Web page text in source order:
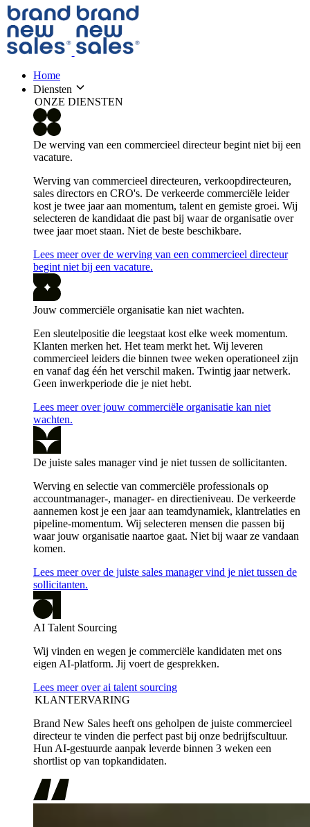
Home
Diensten
ONZE DIENSTEN
De werving van een commercieel directeur begint niet bij een
vacature.
Werving van commercieel directeuren, verkoopdirecteuren,
sales directors en CRO's. De verkeerde commerciële leider
kost je twee jaar aan momentum, talent en gemiste groei. Wij
selecteren de kandidaat die past bij waar de organisatie over
twee jaar moet staan. Niet de beste beschikbare.
Lees meer over de werving van een commercieel directeur
begint niet bij een vacature.
Jouw commerciële organisatie kan niet wachten.
Een sleutelpositie die leegstaat kost elke week momentum.
Klanten merken het. Het team merkt het. Wij leveren
commercieel leiders die binnen twee weken operationeel zijn
en vanaf dag één het verschil maken. Twintig jaar netwerk.
Geen inwerkperiode die je niet hebt.
Lees meer over jouw commerciële organisatie kan niet
wachten.
De juiste sales manager vind je niet tussen de sollicitanten.
Werving en selectie van commerciële professionals op
accountmanager-, manager- en directieniveau. De verkeerde
aannemen kost je een jaar aan teamdynamiek, klantrelaties en
pipeline-momentum. Wij selecteren mensen die passen bij
waar jouw organisatie naartoe gaat. Niet bij waar ze vandaan
komen.
Lees meer over de juiste sales manager vind je niet tussen de
sollicitanten.
AI Talent Sourcing
Wij vinden en wegen je commerciële kandidaten met ons
eigen AI-platform. Jij voert de gesprekken.
Lees meer over ai talent sourcing
KLANTERVARING
Brand New Sales heeft ons geholpen de juiste commercieel
directeur te vinden die perfect past bij onze bedrijfscultuur.
Hun AI-gestuurde aanpak leverde binnen 3 weken een
shortlist op van topkandidaten.